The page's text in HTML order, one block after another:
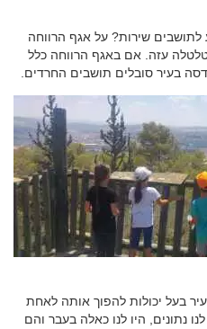
שירות? על אגף הרווחה
עזה. אם באגף הרווחה כלל
בעיר סובלים תושבים החרדים.
בעל יכולות להפוך אותה לאחת
נתונים, היו לנו כאלה בעבר והם